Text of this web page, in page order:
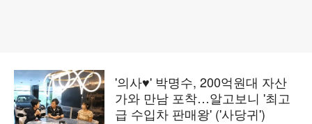
'의사♥' 박명수, 200억원대 자산
가와 만남 포착…알고보니 '최고
급 수입차 판매왕' ('사당귀')